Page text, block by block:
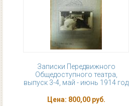
Записки Передвижного
Общедоступного театра,
выпуск 3-4, май - июнь 1914 год
Цена: 800,00 руб.